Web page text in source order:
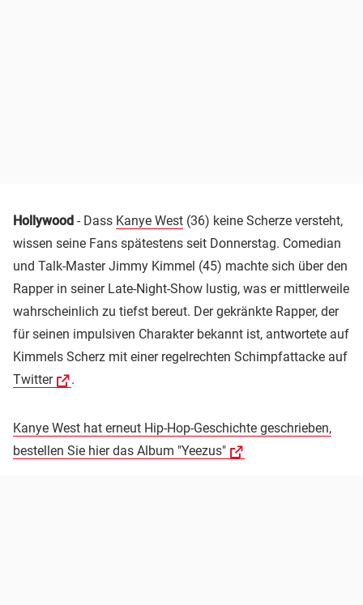
Hollywood - Dass Kanye West (36) keine Scherze versteht,
wissen seine Fans spätestens seit Donnerstag. Comedian
und Talk-Master Jimmy Kimmel (45) machte sich über den
Rapper in seiner Late-Night-Show lustig, was er mittlerweile
wahrscheinlich zu tiefst bereut. Der gekränkte Rapper, der
für seinen impulsiven Charakter bekannt ist, antwortete auf
Kimmels Scherz mit einer regelrechten Schimpfattacke auf
Twitter
.
Kanye West hat erneut Hip-Hop-Geschichte geschrieben,
bestellen Sie hier das Album "Yeezus"